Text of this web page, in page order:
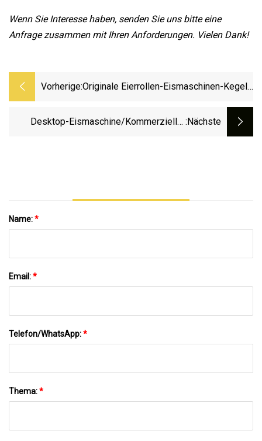
Wenn Sie Interesse haben, senden Sie uns bitte eine
Anfrage zusammen mit Ihren Anforderungen. Vielen Dank!
Vorherige:Originale Eierrollen-Eismaschinen-Kegel
Desktop-Eismaschine/kommerzieller :nächste
Name:*
Email:*
Telefon/WhatsApp:*
Thema:*